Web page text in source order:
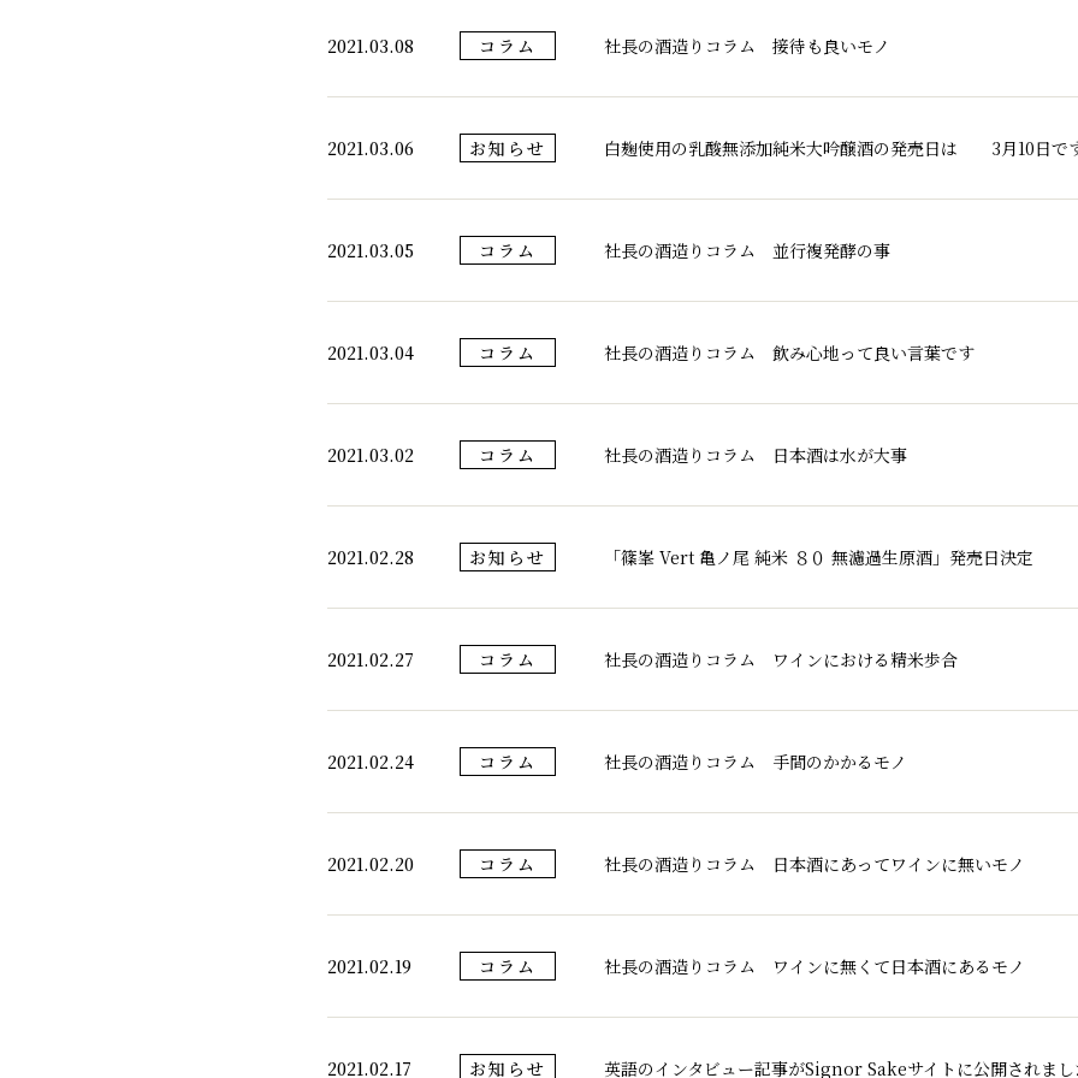
2021.03.08 コラム 社長の酒造りコラム 接待も良いモノ
2021.03.06 お知らせ 白麹使用の乳酸無添加純米大吟醸酒の発売日は 3月10日で
2021.03.05 コラム 社長の酒造りコラム 並行複発酵の事
2021.03.04 コラム 社長の酒造りコラム 飲み心地って良い言葉です
2021.03.02 コラム 社長の酒造りコラム 日本酒は水が大事
2021.02.28 お知らせ 「篠峯 Vert 亀ノ尾 純米 ８０ 無濾過生原酒」発売日決定
2021.02.27 コラム 社長の酒造りコラム ワインにおける精米歩合
2021.02.24 コラム 社長の酒造りコラム 手間のかかるモノ
2021.02.20 コラム 社長の酒造りコラム 日本酒にあってワインに無いモノ
2021.02.19 コラム 社長の酒造りコラム ワインに無くて日本酒にあるモノ
2021.02.17 お知らせ 英語のインタビュー記事がSignor Sakeサイトに公開されま